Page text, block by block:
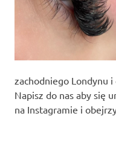
zachodniego Londynu i
Napisz do nas aby się
na Instagramie i